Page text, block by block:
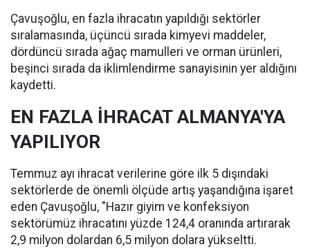
Çavuşoğlu, en fazla ihracatın yapıldığı sektörler
sıralamasında, üçüncü sırada kimyevi maddeler,
dördüncü sırada ağaç mamulleri ve orman ürünleri,
beşinci sırada da iklimlendirme sanayisinin yer aldığını
kaydetti.
EN FAZLA İHRACAT ALMANYA'YA
YAPILIYOR
Temmuz ayı ihracat verilerine göre ilk 5 dışındaki
sektörlerde de önemli ölçüde artış yaşandığına işaret
eden Çavuşoğlu, "Hazır giyim ve konfeksiyon
sektörümüz ihracatını yüzde 124,4 oranında artırarak
2,9 milyon dolardan 6,5 milyon dolara yükseltti.